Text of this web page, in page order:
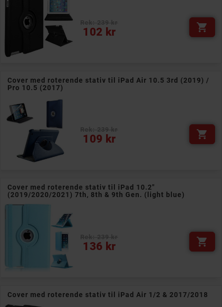
102 kr
Pris 
Cover med roterende stativ til iPad Air 10.5 3rd (2019) /
Pro 10.5 (2017)
109 kr
Pris 
Cover med roterende stativ til iPad 10.2"
(2019/2020/2021) 7th, 8th & 9th Gen. (light blue)
136 kr
Pris 
Cover med roterende stativ til iPad Air 1/2 & 2017/2018